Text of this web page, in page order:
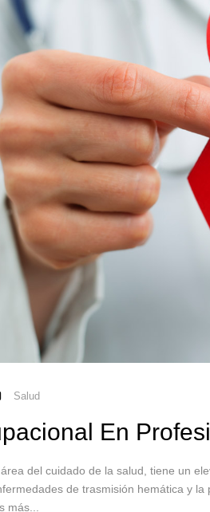
Salud
En
del cuidado de la salud, tiene un
de trasmisión hemática y
más...